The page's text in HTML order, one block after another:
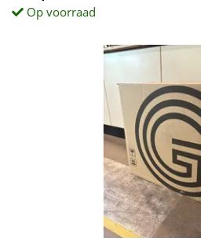
Op voorraad